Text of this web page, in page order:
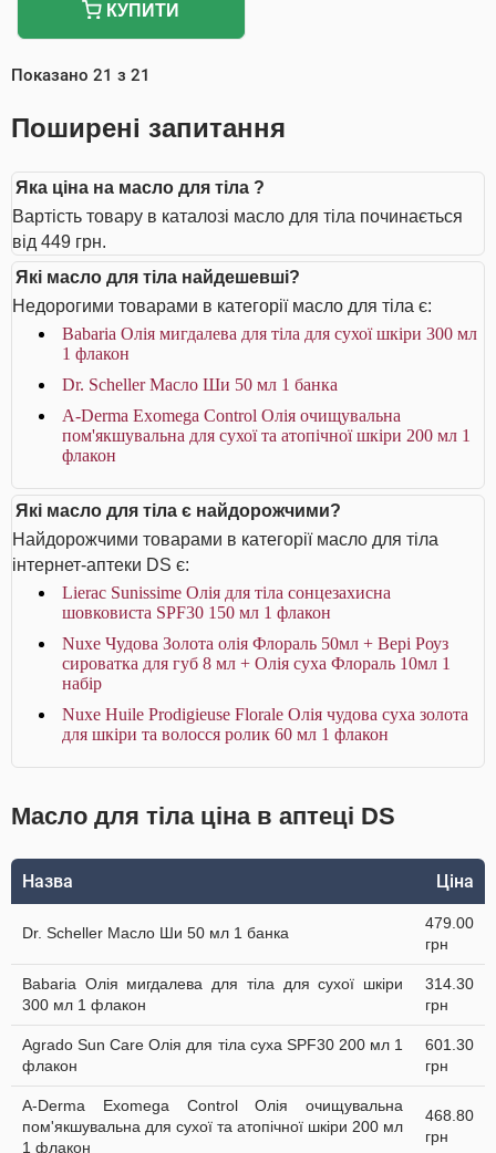
КУПИТИ
Показано 21 з 21
Поширені запитання
Яка ціна на масло для тіла ?
Вартість товару в каталозі масло для тіла починається
від 449 грн.
Які масло для тіла найдешевші?
Недорогими товарами в категорії масло для тіла є:
Babaria Олія мигдалева для тіла для сухої шкіри 300 мл
1 флакон
Dr. Scheller Масло Ши 50 мл 1 банка
A-Derma Exomega Control Олія очищувальна
пом'якшувальна для сухої та атопічної шкіри 200 мл 1
флакон
Які масло для тіла є найдорожчими?
Найдорожчими товарами в категорії масло для тіла
інтернет-аптеки DS є:
Lierac Sunissime Олія для тіла сонцезахисна
шовковиста SPF30 150 мл 1 флакон
Nuxe Чудова Золота олія Флораль 50мл + Вері Роуз
сироватка для губ 8 мл + Олія суха Флораль 10мл 1
набір
Nuxe Huile Prodigieuse Florale Олія чудова суха золота
для шкіри та волосся ролик 60 мл 1 флакон
Масло для тіла ціна в аптеці DS
Назва Ціна
Dr. Scheller Масло Ши 50 мл 1 банка
479.00
грн
Babaria Олія мигдалева для тіла для сухої шкіри
300 мл 1 флакон
314.30
грн
Agrado Sun Care Олія для тіла суха SPF30 200 мл 1
флакон
601.30
грн
A-Derma Exomega Control Олія очищувальна
пом'якшувальна для сухої та атопічної шкіри 200 мл
1 флакон
468.80
грн